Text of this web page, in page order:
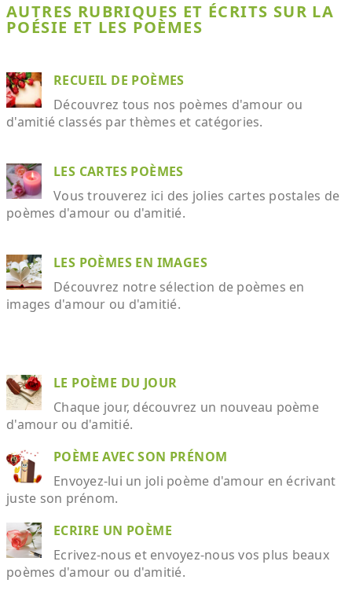
AUTRES RUBRIQUES ET ÉCRITS SUR LA
POÉSIE ET LES POÈMES
RECUEIL DE POÈMES
Découvrez tous nos poèmes d'amour ou
d'amitié classés par thèmes et catégories.
LES CARTES POÈMES
Vous trouverez ici des jolies cartes postales de
poèmes d'amour ou d'amitié.
LES POÈMES EN IMAGES
Découvrez notre sélection de poèmes en
images d'amour ou d'amitié.
LE POÈME DU JOUR
Chaque jour, découvrez un nouveau poème
d'amour ou d'amitié.
POÈME AVEC SON PRÉNOM
Envoyez-lui un joli poème d'amour en écrivant
juste son prénom.
ECRIRE UN POÈME
Ecrivez-nous et envoyez-nous vos plus beaux
poèmes d'amour ou d'amitié.